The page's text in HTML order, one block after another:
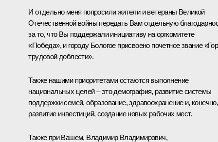
И отдельно меня попросили жители и ветераны Великой
Отечественной войны передать Вам отдельную
за то, что Вы поддержали инициативу на оргкомитете
«Победа», и городу Бологое присвоено почетное звание
трудовой доблести».
Также нашими приоритетами остаются выполнение
национальных целей – это демография, развитие системы
поддержки семей, образование, здравоохранение и, конечно,
развитие инвестиций, создание новых рабочих мест.
Также при Вашем, Владимир Владимирович,